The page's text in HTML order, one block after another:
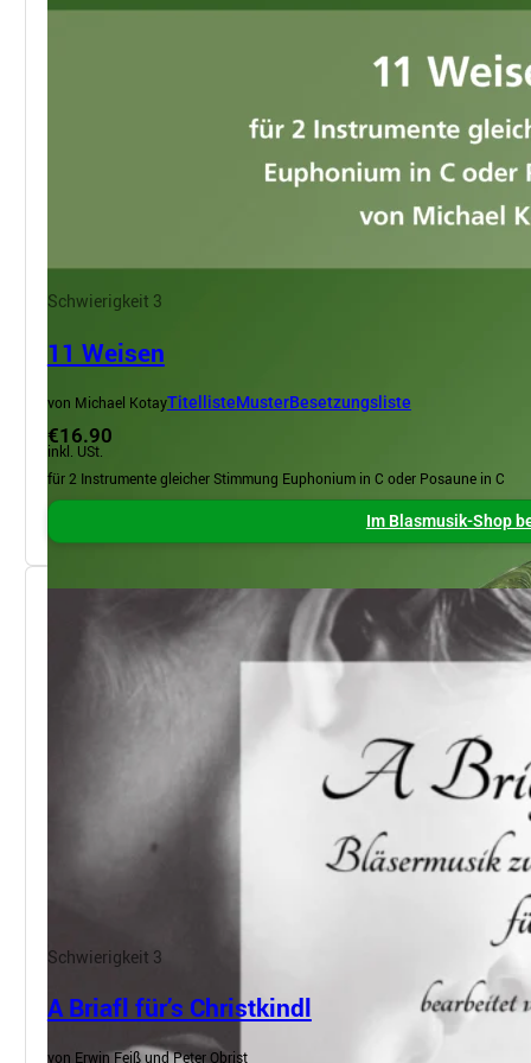
Schwierigkeit 3
11 Weisen
von Michael KotayTitellisteMusterBesetzungsliste
€16.90
inkl. USt.
für 2 Instrumente gleicher Stimmung Euphonium in C oder Posaune in C
Im Blasmusik-Shop
Schwierigkeit 3
A Briafl für’s Christkindl
von Erwin Feiß und Peter Obrist